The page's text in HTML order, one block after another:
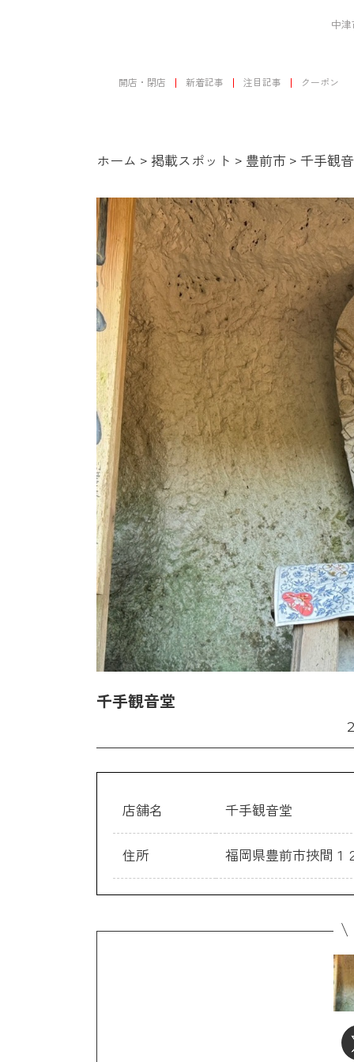
中
開店・閉店 新着記事 注目記事 クーポン
ホーム > 掲載スポット > 豊前市 > 千手観
千手観音堂
店舗名 千手観音堂
住所 福岡県豊前市挾間１